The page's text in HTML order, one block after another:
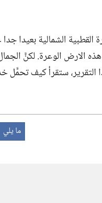
الشمالية بعيدا
هذه الارض الوعرة.‏ لكنَّ
ستقرأ كيف تحمَّل
ما يلي